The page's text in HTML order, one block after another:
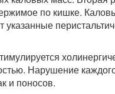
по кишке.
указанные
Нарушение
и поносов.